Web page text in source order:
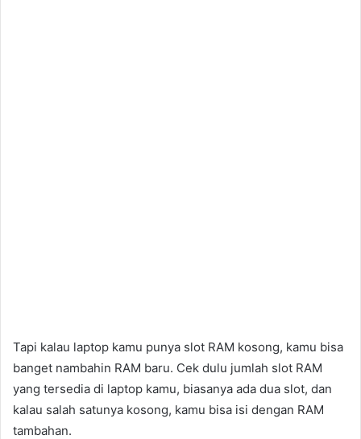
Tapi kalau laptop kamu punya slot RAM kosong, kamu bisa
banget nambahin RAM baru. Cek dulu jumlah slot RAM
yang tersedia di laptop kamu, biasanya ada dua slot, dan
kalau salah satunya kosong, kamu bisa isi dengan RAM
tambahan.